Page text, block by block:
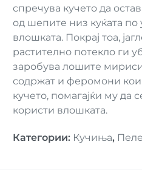
спречува кучето да
од шепите низ куќата по
влошката. Покрај тоа,
растително потекло ги
заробува лошите
содржат и феромони кои
кучето, помагајќи му да
користи влошката.
Категории: Кучиња,